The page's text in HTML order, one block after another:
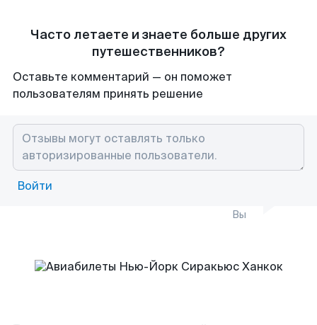
Часто летаете и знаете больше других
путешественников?
Оставьте комментарий — он поможет
пользователям принять решение
Войти
Вы